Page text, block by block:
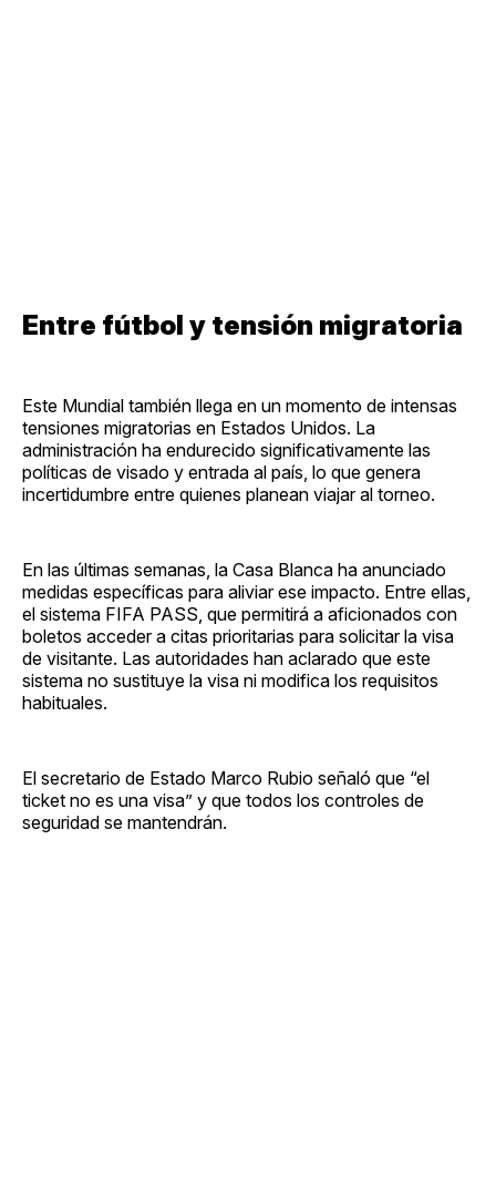
Entre fútbol y tensión migratoria
Este Mundial también llega en un momento de intensas
tensiones migratorias en Estados Unidos. La
administración ha endurecido significativamente las
políticas de visado y entrada al país, lo que genera
incertidumbre entre quienes planean viajar al torneo.
En las últimas semanas, la Casa Blanca ha anunciado
medidas específicas para aliviar ese impacto. Entre ellas,
el sistema FIFA PASS, que permitirá a aficionados con
boletos acceder a citas prioritarias para solicitar la visa
de visitante. Las autoridades han aclarado que este
sistema no sustituye la visa ni modifica los requisitos
habituales.
El secretario de Estado Marco Rubio señaló que “el
ticket no es una visa” y que todos los controles de
seguridad se mantendrán.